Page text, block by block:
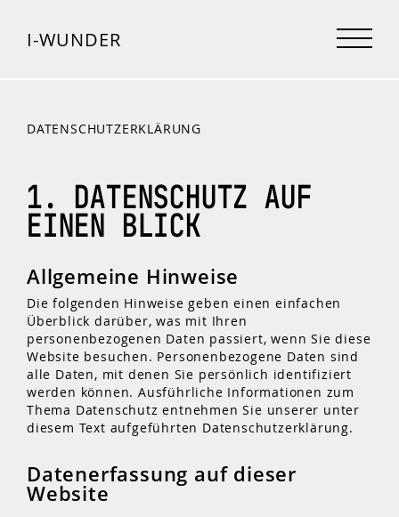
I-WUNDER
DATENSCHUTZERKLÄRUNG
1. DATENSCHUTZ AUF
EINEN BLICK
Allgemeine Hinweise
Die folgenden Hinweise geben einen einfachen
Überblick darüber, was mit Ihren
personenbezogenen Daten passiert, wenn Sie diese
Website besuchen. Personenbezogene Daten sind
alle Daten, mit denen Sie persönlich identifiziert
werden können. Ausführliche Informationen zum
Thema Datenschutz entnehmen Sie unserer unter
diesem Text aufgeführten Datenschutzerklärung.
Datenerfassung auf dieser
Website